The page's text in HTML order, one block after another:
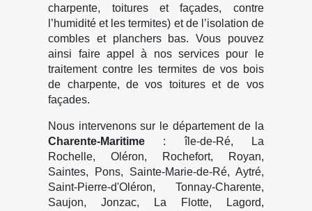
charpente, toitures et façades, contre
l’humidité et les termites) et de l’isolation de
combles et planchers bas. Vous pouvez
ainsi faire appel à nos services pour le
traitement contre les termites de vos bois
de charpente, de vos toitures et de vos
façades.
Nous intervenons sur le département de la
Charente-Maritime : île-de-Ré, La
Rochelle, Oléron, Rochefort, Royan,
Saintes, Pons, Sainte-Marie-de-Ré, Aytré,
Saint-Pierre-d'Oléron, Tonnay-Charente,
Saujon, Jonzac, La Flotte, Lagord,